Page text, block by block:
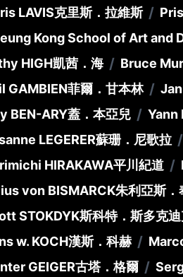
LAVIS克里斯．拉維斯 /
Kong School of Art and
HIGH凱茜．海 / Bruce
GAMBIEN菲爾．甘本林 /
BEN-ARY蓋．本亞兒 / Yann
LEGERER蘇珊．尼歌拉 /
HIRAKAWA平川紀道 /
von BISMARCK朱利亞斯．
STOKDYK斯科特．斯多克
w. KOCH漢斯．科赫 /
GEIGER古塔．格爾 /